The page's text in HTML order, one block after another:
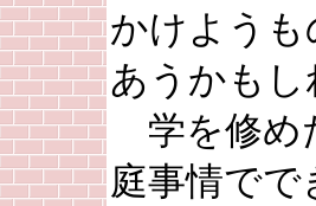
かけようも
あうかもし
学を修め
庭事情で